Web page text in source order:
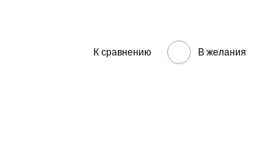
К сравнению В желания